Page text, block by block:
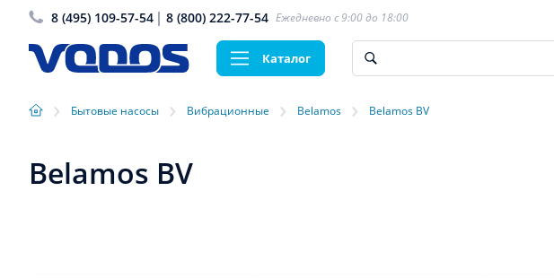
8 (495) 109-57-54 8 (800) 222-77-54 Ежедневно с 9:00 до 18:00
Каталог
› Бытовые насосы › Вибрационные › Belamos › Belamos BV
Belamos BV